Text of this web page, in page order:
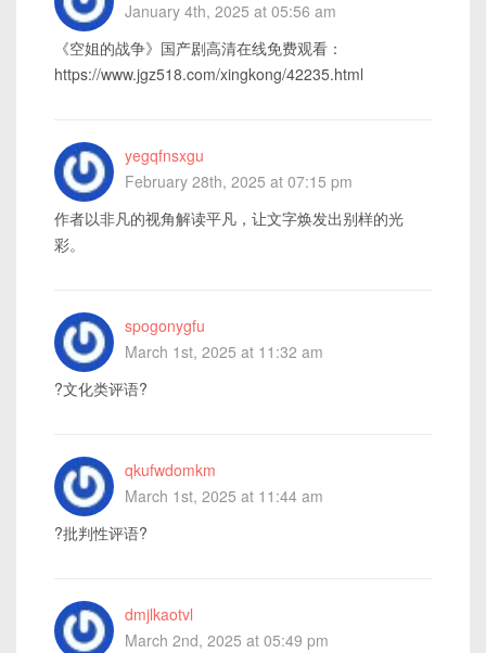
January 4th, 2025 at 05:56 am
《空姐的战争》国产剧高清在线免费观看：
https://www.jgz518.com/xingkong/42235.html
yegqfnsxgu
February 28th, 2025 at 07:15 pm
作者以非凡的视角解读平凡，让文字焕发出别样的光
彩。
spogonygfu
March 1st, 2025 at 11:32 am
?文化类评语?
qkufwdomkm
March 1st, 2025 at 11:44 am
?批判性评语?
dmjlkaotvl
March 2nd, 2025 at 05:49 pm